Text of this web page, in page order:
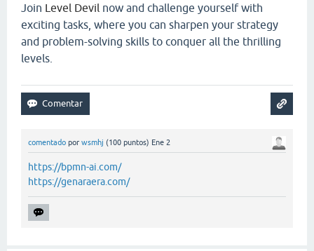
Join Level Devil now and challenge yourself with
exciting tasks, where you can sharpen your strategy
and problem-solving skills to conquer all the thrilling
levels.
comentado por wsmhj (100 puntos) Ene 2
https://bpmn-ai.com/
https://genaraera.com/